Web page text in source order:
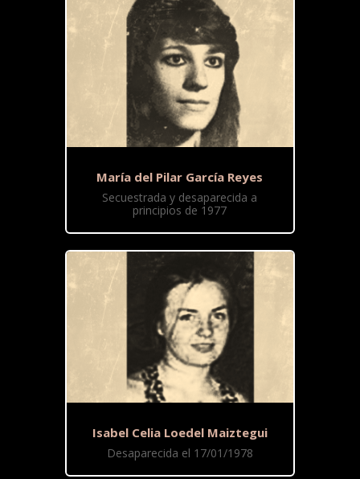
María del Pilar García Reyes
Secuestrada y desaparecida a
principios de 1977
Isabel Celia Loedel Maiztegui
Desaparecida el 17/01/1978